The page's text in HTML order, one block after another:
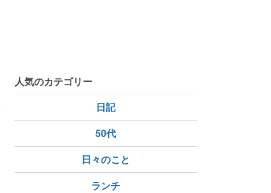
人気のカテゴリー
日記
50代
日々のこと
ランチ